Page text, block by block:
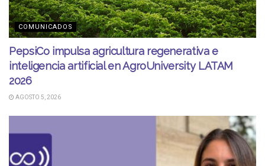
COMUNICADOS
PepsiCo impulsa agricultura regenerativa e
inteligencia artificial en AgroUniversity LATAM
2026
AGOSTO 5, 2026